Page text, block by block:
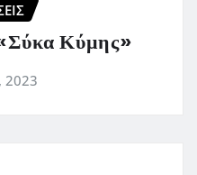
Κύμης»
2023